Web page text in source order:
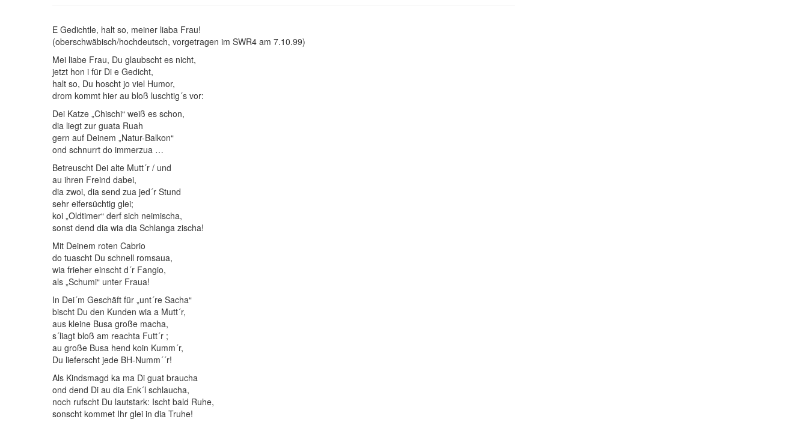
E Gedichtle, halt so, meiner liaba Frau!
(oberschwäbisch/hochdeutsch, vorgetragen im SWR4 am 7.10.99)
Mei liabe Frau, Du glaubscht es nicht,
jetzt hon i für Di e Gedicht,
halt so, Du hoscht jo viel Humor,
drom kommt hier au bloß luschtig´s vor:
Dei Katze „Chischi“ weiß es schon,
dia liegt zur guata Ruah
gern auf Deinem „Natur-Balkon“
ond schnurrt do immerzua …
Betreuscht Dei alte Mutt´r / und
au ihren Freind dabei,
dia zwoi, dia send zua jed´r Stund
sehr eifersüchtig glei;
koi „Oldtimer“ derf sich neimischa,
sonst dend dia wia dia Schlanga zischa!
Mit Deinem roten Cabrio
do tuascht Du schnell romsaua,
wia frieher einscht d´r Fangio,
als „Schumi“ unter Fraua!
In Dei´m Geschäft für „unt´re Sacha“
bischt Du den Kunden wia a Mutt´r,
aus kleine Busa große macha,
s´liagt bloß am reachta Futt´r ;
au große Busa hend koin Kumm´r,
Du lieferscht jede BH-Numm´´r!
Als Kindsmagd ka ma Di guat braucha
ond dend Di au dia Enk´l schlaucha,
noch rufscht Du lautstark: Ischt bald Ruhe,
sonscht kommet Ihr glei in dia Truhe!